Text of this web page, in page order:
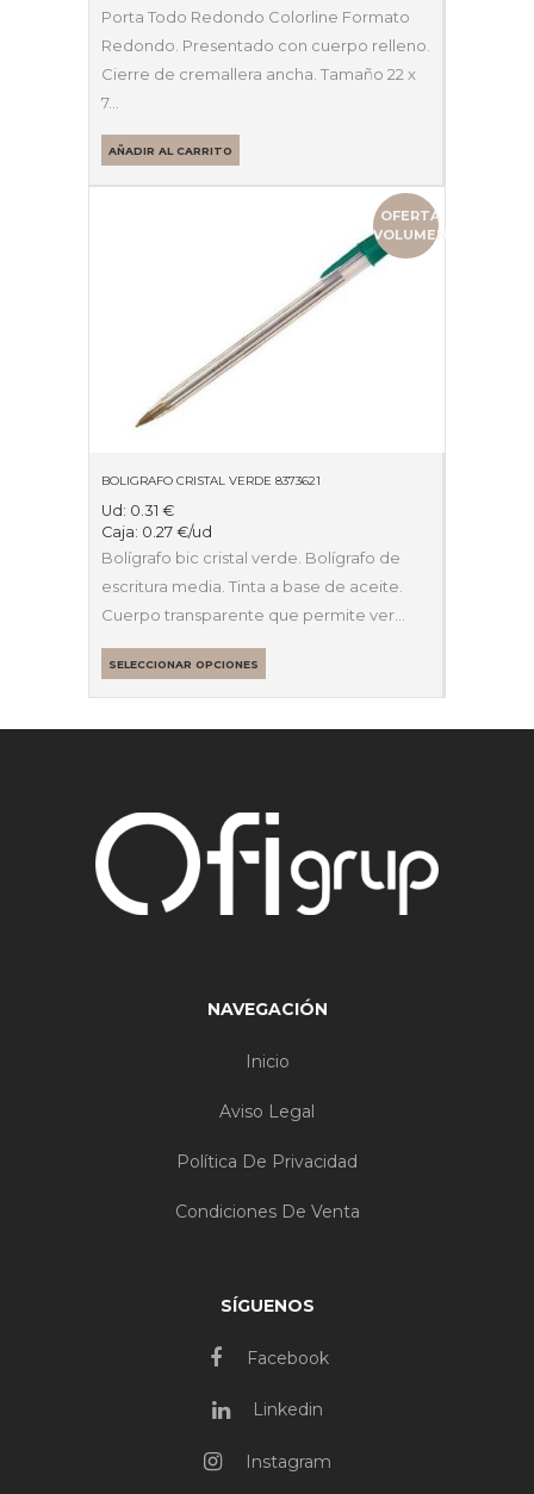
Porta Todo Redondo Colorline Formato
Redondo. Presentado con cuerpo relleno.
Cierre de cremallera ancha. Tamaño 22 x
7…
AÑADIR AL CARRITO
OFERTA
VOLUMEN
BOLIGRAFO CRISTAL VERDE 8373621
Ud: 0.31 €
Caja: 0.27 €/ud
Bolígrafo bic cristal verde. Bolígrafo de
escritura media. Tinta a base de aceite.
Cuerpo transparente que permite ver…
SELECCIONAR OPCIONES
NAVEGACIÓN
Inicio
Aviso Legal
Política De Privacidad
Condiciones De Venta
SÍGUENOS
Facebook
Linkedin
Instagram